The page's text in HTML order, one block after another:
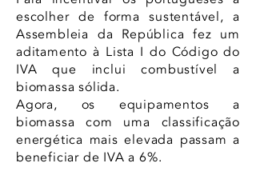
escolher de forma sustentável, a
Assembleia da República fez um
aditamento à Lista I do Código do
IVA que inclui combustível a
biomassa sólida.
Agora, os equipamentos a
biomassa com uma classificação
energética mais elevada passam a
beneficiar de IVA a 6%.